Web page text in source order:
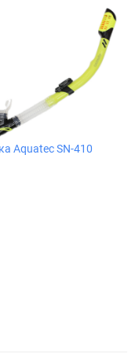
Aquatec SN-410